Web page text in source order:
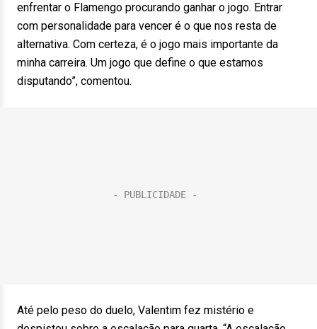
enfrentar o Flamengo procurando ganhar o jogo. Entrar
com personalidade para vencer é o que nos resta de
alternativa. Com certeza, é o jogo mais importante da
minha carreira. Um jogo que define o que estamos
disputando”, comentou.
Até pelo peso do duelo, Valentim fez mistério e